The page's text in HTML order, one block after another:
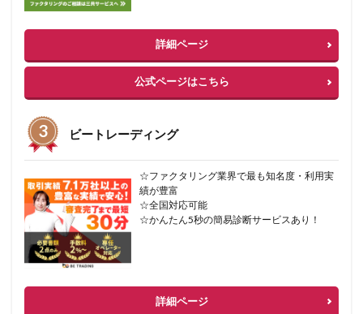
詳細ページ
公式ページはこちら
ビートレーディング
☆ファクタリング業界で最も知名度・利用実
績が豊富
☆全国対応可能
☆かんたん5秒の簡易診断サービスあり！
詳細ページ